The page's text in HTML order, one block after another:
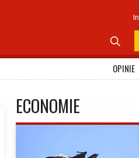

OPINIE
ECONOMIE